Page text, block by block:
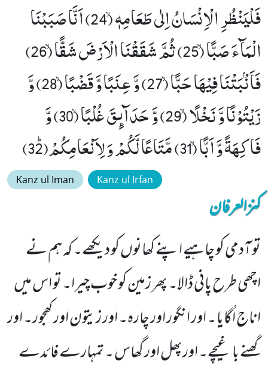
فَلْیَنْظُرِ الْاِنْسَانُ اِلٰى طَعَامِهٖۙ (24) اَنَّا صَبَبْنَا
الْمَآءَ صَبًّاۙ (25) ثُمَّ شَقَقْنَا الْاَرْضَ شَقًّاۙ (26)
فَاَنْۢبَتْنَا فِیْهَا حَبًّاۙ (27) وَّ عِنَبًا وَّ قَضْبًاۙ (28) وَّ
زَیْتُوْنًا وَّ نَخْلًاۙ (29) وَّ حَدَآىٕقَ غُلْبًاۙ (30) وَّ
فَاكِهَةً وَّ اَبًّاۙ (31) مَّتَاعًا لَّكُمْ وَ لِاَنْعَامِكُمْﭤ(32)
Kanz ul Iman Kanz ul Irfan
کنزالعرفان
تو آدمی کو چاہیے اپنے کھانوں کو دیکھے۔ کہ ہم نے
اچھی طرح پانی ڈالا۔ پھر زمین کو خوب چیرا۔ تو اس میں
اناج اُگایا ۔ اور انگور اور چارہ۔ اور زیتون اور کھجور۔ اور
گھنے باغیچے۔ اورپھل اور گھاس ۔ تمہارے فائدے